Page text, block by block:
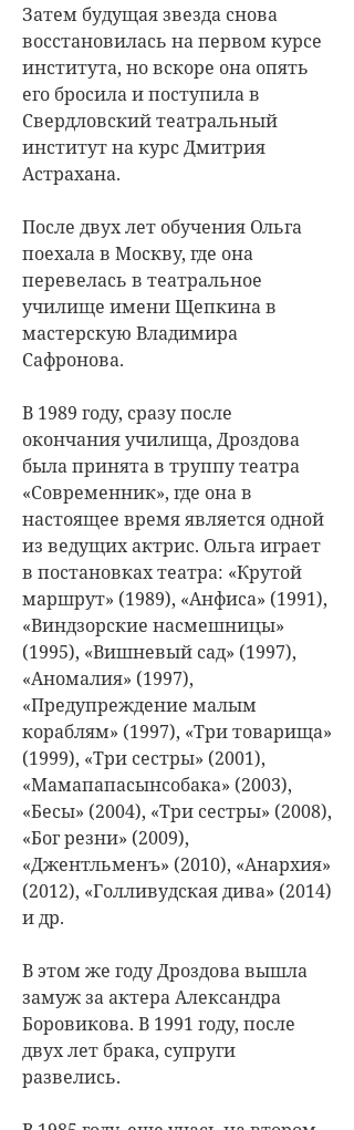
Затем будущая звезда снова
восстановилась на первом курсе
института, но вскоре она опять
его бросила и поступила в
Свердловский театральный
институт на курс Дмитрия
Астрахана.
После двух лет обучения Ольга
поехала в Москву, где она
перевелась в театральное
училище имени Щепкина в
мастерскую Владимира
Сафронова.
В 1989 году, сразу после
окончания училища, Дроздова
была принята в труппу театра
«Современник», где она в
настоящее время является одной
из ведущих актрис. Ольга играет
в постановках театра: «Крутой
маршрут» (1989), «Анфиса» (1991),
«Виндзорские насмешницы»
(1995), «Вишневый сад» (1997),
«Аномалия» (1997),
«Предупреждение малым
кораблям» (1997), «Три товарища»
(1999), «Три сестры» (2001),
«Мамапапасынсобака» (2003),
«Бесы» (2004), «Три сестры» (2008),
«Бог резни» (2009),
«Джентльменъ» (2010), «Анархия»
(2012), «Голливудская дива» (2014)
и др.
В этом же году Дроздова вышла
замуж за актера Александра
Боровикова. В 1991 году, после
двух лет брака, супруги
развелись.